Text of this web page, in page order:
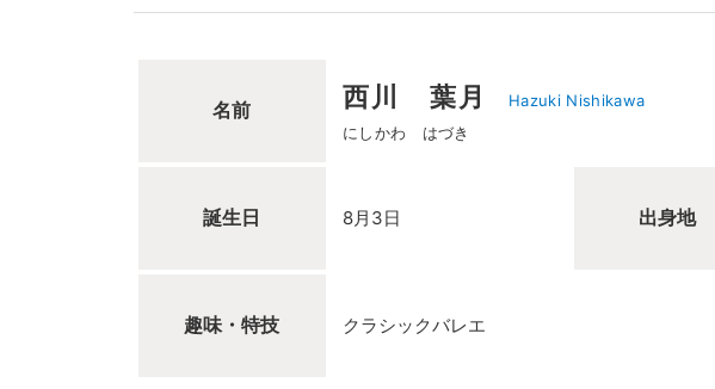
名前 西川 葉月
Hazuki Nishikawa
にしかわ はづき
誕生日 8月3日 出身地
趣味・特技 クラシックバレエ